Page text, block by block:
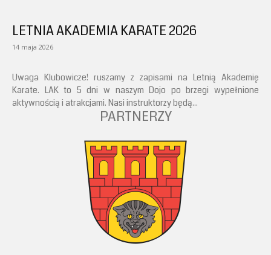
LETNIA AKADEMIA KARATE 2026
14 maja 2026
Uwaga Klubowicze! ruszamy z zapisami na Letnią Akademię
Karate. LAK to 5 dni w naszym Dojo po brzegi wypełnione
aktywnością i atrakcjami. Nasi instruktorzy będą...
PARTNERZY